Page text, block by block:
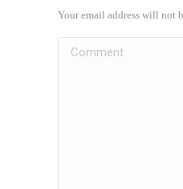
Your email address will not
Comment